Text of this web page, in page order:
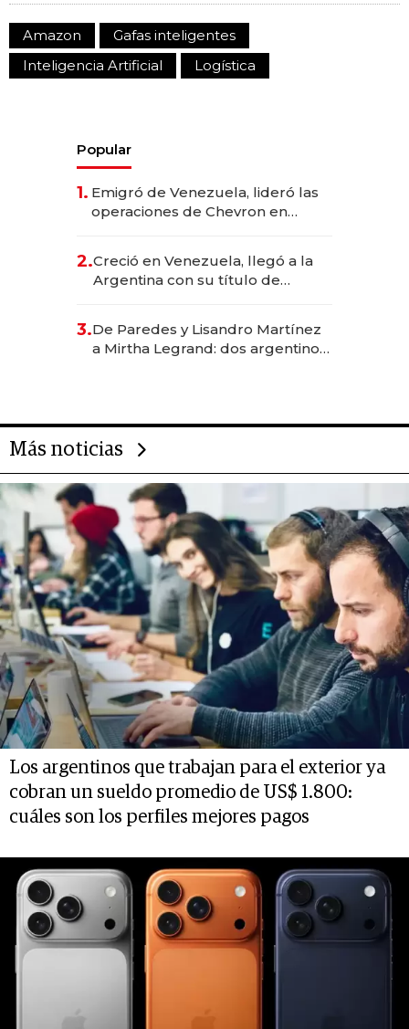
Amazon
Gafas inteligentes
Inteligencia Artificial
Logística
Popular
1. Emigró de Venezuela, lideró las
operaciones de Chevron en
2.Creció en Venezuela, llegó a la
Argentina con su título de
las marcas "fast premium"
3.De Paredes y Lisandro Martínez
a Mirtha Legrand: dos argentinos
Más noticias
Los argentinos que trabajan para el exterior ya
cobran un sueldo promedio de US$ 1.800:
cuáles son los perfiles mejores pagos